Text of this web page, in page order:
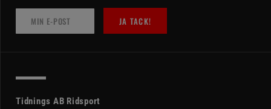
JA TACK!
Tidnings AB Ridsport